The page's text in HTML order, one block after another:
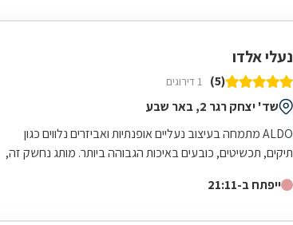
נעלי אלדו
(5) 1 דירוגים
שד' יצחק רגר 2, באר שבע
ALDO מתמחה בעיצוב נעליים אופנתיות ואביזרים נלווים כגון
תיקים, תכשיטים, כובעים באיכות הגבוהה ביותר. מותג נחשק זה,
ייפתח ב-21:11